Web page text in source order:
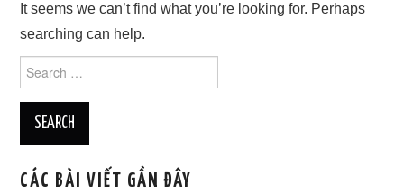
TƯ VẤN THẺ APEC
BẢNG PHÍ
KIẾN THỨC THẺ APEC
It seems we can’t find what you’re looking for. Perhaps
searching can help.
for:
CÁC BÀI VIẾT GẦN ĐÂY